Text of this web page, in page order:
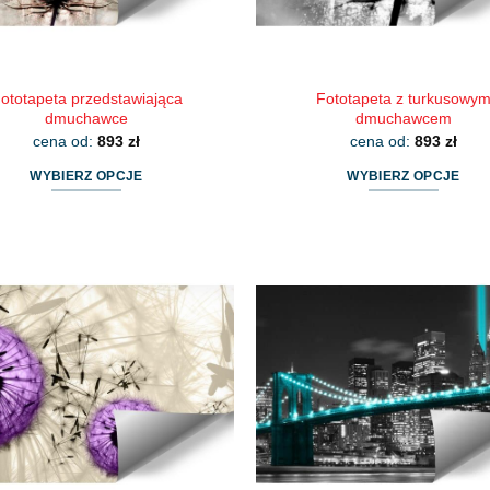
przedstawiająca
dmuchawce
cena od: 893 zł
WYBIERZ OPCJE
wariantów.
Opcje
można
wybrać
na
stronie
produktu
Fototapeta z turkusowym
dmuchawcem
cena od: 893 zł
WYBIERZ OPCJE
Opcje
można
wybrać
na
stronie
produktu